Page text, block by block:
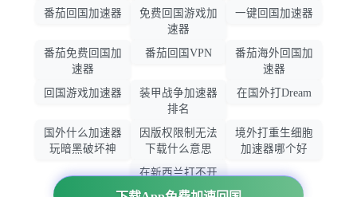
番茄回国加速器
免费回国游戏加
速器
一键回国加速器
番茄免费回国加
速器
番茄回国VPN
番茄海外回国加
速器
回国游戏加速器
装甲战争加速器
排名
在国外打Dream
国外什么加速器
玩暗黑破坏神
因版权限制无法
下载什么意思
境外打重生细胞
加速器哪个好
在新西兰打不开
大智慧怎么办